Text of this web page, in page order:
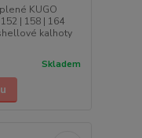
KUGO
| 158 | 164
kalhoty
Skladem